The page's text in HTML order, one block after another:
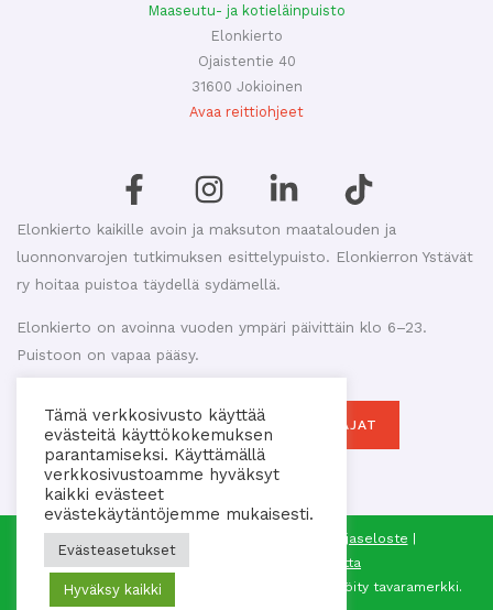
Maaseutu- ja kotieläinpuisto
Elonkierto
Ojaistentie 40
31600 Jokioinen
Avaa reittiohjeet
Elonkierto kaikille avoin ja maksuton maatalouden ja
luonnonvarojen tutkimuksen esittelypuisto. Elonkierron Ystävät
ry hoitaa puistoa täydellä sydämellä.
Elonkierto on avoinna vuoden ympäri päivittäin klo 6–23.
Puistoon on vapaa pääsy.
MAKASIINIKAHVILAN AUKIOLOAJAT
Tietosuojaseloste
Sivukartta
Elonkierto on Elonkierron Ystävät ry:n rekisteröity tavaramerkki.
Tämä verkkosivusto käyttää
evästeitä käyttökokemuksen
parantamiseksi. Käyttämällä
verkkosivustoamme hyväksyt
kaikki evästeet
evästekäytäntöjemme mukaisesti.
Evästeasetukset
Hyväksy kaikki